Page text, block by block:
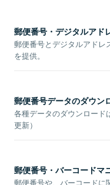
郵便番号・デジタルアド
郵便番号とデジタルアドレ
を提供。
郵便番号データのダウン
各種データのダウンロード
更新）
郵便番号・バーコードマ
郵便番号や、バーコードに